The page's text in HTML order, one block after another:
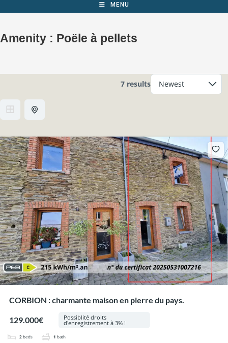
MENU
Amenity : Poële à pellets
7 results
CORBION : charmante maison en pierre du pays.
129.000€ Possiblité droits
d'enregistrement à 3% !
2 beds 1 bath